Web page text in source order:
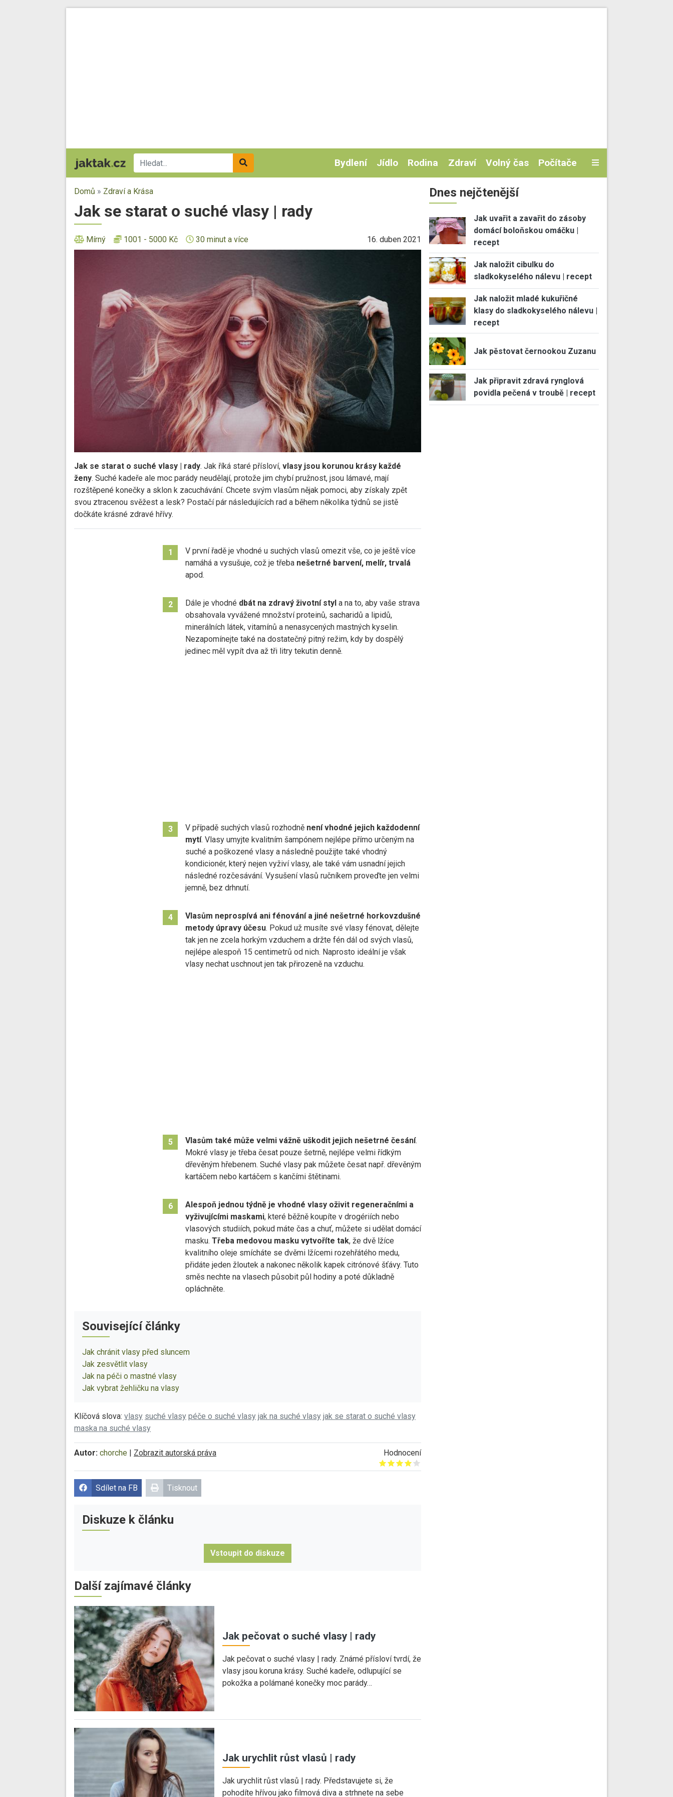
Bydlení Jídlo Rodina Zdraví Volný čas Počítače
Domů » Zdraví a Krása
Jak se starat o suché vlasy | rady
Mírný 1001 - 5000 Kč 30 minut a více 16. duben 2021
Jak se starat o suché vlasy | rady. Jak říká staré přísloví, vlasy jsou korunou krásy každé
ženy. Suché kadeře ale moc parády neudělají, protože jim chybí pružnost, jsou lámavé, mají
rozštěpené konečky a sklon k zacuchávání. Chcete svým vlasům nějak pomoci, aby získaly zpět
svou ztracenou svěžest a lesk? Postačí pár následujících rad a během několika týdnů se jistě
dočkáte krásné zdravé hřívy.
1
V první řadě je vhodné u suchých vlasů omezit vše, co je ještě více
namáhá a vysušuje, což je třeba nešetrné barvení, melír, trvalá
apod.
2 Dále je vhodné dbát na zdravý životní styl a na to, aby vaše strava
obsahovala vyvážené množství proteinů, sacharidů a lipidů,
minerálních látek, vitamínů a nenasycených mastných kyselin.
Nezapomínejte také na dostatečný pitný režim, kdy by dospělý
jedinec měl vypít dva až tři litry tekutin denně.
3 V případě suchých vlasů rozhodně není vhodné jejich každodenní
mytí. Vlasy umyjte kvalitním šampónem nejlépe přímo určeným na
suché a poškozené vlasy a následně použijte také vhodný
kondicionér, který nejen vyživí vlasy, ale také vám usnadní jejich
následné rozčesávání. Vysušení vlasů ručníkem proveďte jen velmi
jemně, bez drhnutí.
4
Vlasům neprospívá ani fénování a jiné nešetrné horkovzdušné
metody úpravy účesu. Pokud už musíte své vlasy fénovat, dělejte
tak jen ne zcela horkým vzduchem a držte fén dál od svých vlasů,
nejlépe alespoň 15 centimetrů od nich. Naprosto ideální je však
vlasy nechat uschnout jen tak přirozeně na vzduchu.
5 Vlasům také může velmi vážně uškodit jejich nešetrné česání.
Mokré vlasy je třeba česat pouze šetrně, nejlépe velmi řídkým
dřevěným hřebenem. Suché vlasy pak můžete česat např. dřevěným
kartáčem nebo kartáčem s kančími štětinami.
6
Alespoň jednou týdně je vhodné vlasy oživit regeneračními a
vyživujícími maskami, které běžně koupíte v drogériích nebo
vlasových studiích, pokud máte čas a chuť, můžete si udělat domácí
masku. Třeba medovou masku vytvoříte tak, že dvě lžíce
kvalitního oleje smícháte se dvěmi lžícemi rozehřátého medu,
přidáte jeden žloutek a nakonec několik kapek citrónové šťávy. Tuto
směs nechte na vlasech působit půl hodiny a poté důkladně
opláchněte.
Související články
Jak chránit vlasy před sluncem
Jak zesvětlit vlasy
Jak na péči o mastné vlasy
Jak vybrat žehličku na vlasy
Klíčová slova: vlasy suché vlasy péče o suché vlasy jak na suché vlasy jak se starat o suché vlasy
maska na suché vlasy
Autor: chorche Zobrazit autorská práva
Hodnocení
Give it 1/5
Give it 2/5
Give it 3/5
Give it 4/5
Give it 5/5
Sdílet na FB Tisknout
Diskuze k článku
Vstoupit do diskuze
Další zajímavé články
Jak pečovat o suché vlasy | rady
Jak pečovat o suché vlasy | rady. Známé přísloví tvrdí, že
vlasy jsou koruna krásy. Suché kadeře, odlupující se
pokožka a polámané konečky moc parády…
Jak urychlit růst vlasů | rady
Jak urychlit růst vlasů | rady. Představujete si, že
pohodíte hřívou jako filmová diva a strhnete na sebe
Dnes nejčtenější
Jak uvařit a zavařit do zásoby
domácí boloňskou omáčku |
recept
Jak naložit cibulku do
sladkokyselého nálevu | recept
Jak naložit mladé kukuřičné
klasy do sladkokyselého nálevu |
recept
Jak pěstovat černookou Zuzanu
Jak připravit zdravá rynglová
povidla pečená v troubě | recept